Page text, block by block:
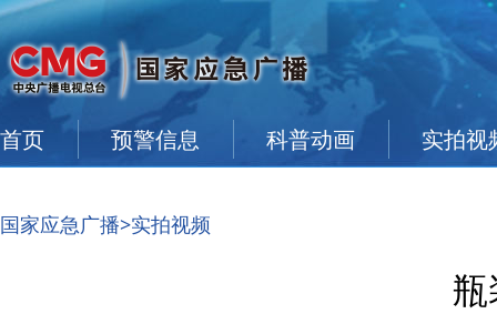
首页 预警信息 科普动画 实拍视
国家应急广播>实拍视频